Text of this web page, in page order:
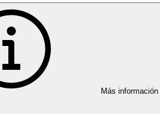
Más información